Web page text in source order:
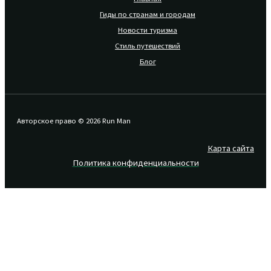
Гиды по странам и городам
Новости туризма
Стиль путешествий
Блог
Авторское право © 2026 Run Man
Карта сайта
Политика конфиденциальности